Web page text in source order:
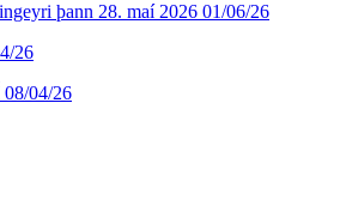
þann 28. maí 2026 01/06/26
26
08/04/26